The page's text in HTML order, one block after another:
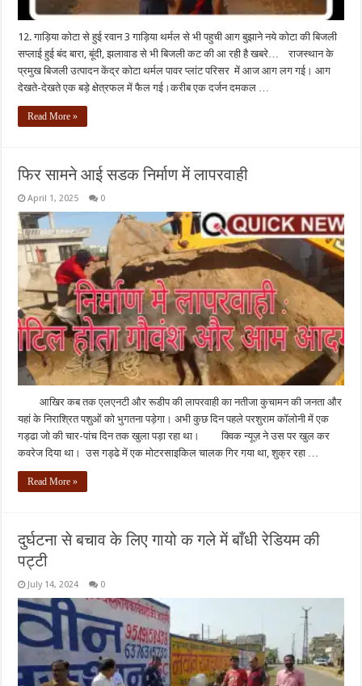
12. गाड़िया कोटा से हुई रवान 3 गाड़िया थर्मल से भी पहुची आग बुझाने नये कोटा की बिजली
सप्लाई हुई बंद बारा, बूंदी, झलावाड से भी बिजली कट की आ रही है खबरे… राजस्थान के
प्रमुख बिजली उत्पादन केंद्र कोटा थर्मल पावर प्लांट परिसर में आज आग लग गई। आग
देखते-देखते एक बड़े क्षेत्रफल में फैल गई।करीब एक दर्जन दमकल …
Read More »
फिर सामने आई सडक निर्माण में लापरवाही
April 1, 2025 0
आखिर कब तक एलएनटी और रूडीप की लापरवाही का नतीजा कुचामन की जनता और
यहां के निराश्रित पशुओं को भुगतना पड़ेगा। अभी कुछ दिन पहले परशुराम कॉलोनी में एक
गड्ढा जो की चार-पांच दिन तक खुला पड़ा रहा था। क्विक न्यूज़ ने उस पर खुल कर
कवरेज दिया था। उस गड्ढे में एक मोटरसाइकिल चालक गिर गया था, शुक्र रहा …
Read More »
दुर्घटना से बचाव के लिए गायो क गले में बाँधी रेडियम की
पट्टी
July 14, 2024 0